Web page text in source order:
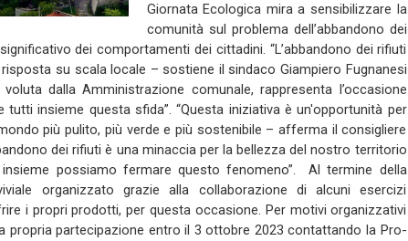
Giornata Ecologica mira a sensibilizzare la
comunità sul problema dell’abbandono dei
dei comportamenti dei cittadini. “L’abbandono dei rifiuti
su scala locale – sostiene il sindaco Giampiero Fugnanesi
dalla Amministrazione comunale, rappresenta l’occasione
insieme questa sfida”. “Questa iniziativa è un'opportunità per
più pulito, più verde e più sostenibile – afferma il consigliere
dei rifiuti è una minaccia per la bellezza del nostro territorio
possiamo fermare questo fenomeno”. Al termine della
organizzato grazie alla collaborazione di alcuni esercizi
i propri prodotti, per questa occasione. Per motivi organizzativi
propria partecipazione entro il 3 ottobre 2023 contattando la Pro-